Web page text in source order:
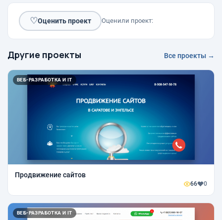
♡Оценить проект Оценили проект:
Другие проекты Все проекты →
ВЕБ-РАЗРАБОТКА И IT
Продвижение сайтов
66 0
ВЕБ-РАЗРАБОТКА И IT